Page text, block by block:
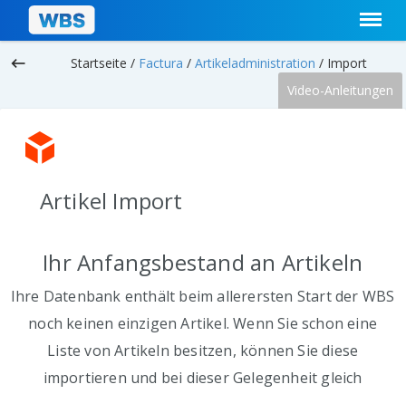
keyboard_backspace Startseite / Factura / Artikeladministration / Import
Video-Anleitungen
Artikel Import
Ihr Anfangsbestand an Artikeln
Ihre Datenbank enthält beim allerersten Start der WBS
noch keinen einzigen Artikel. Wenn Sie schon eine
Liste von Artikeln besitzen, können Sie diese
importieren und bei dieser Gelegenheit gleich